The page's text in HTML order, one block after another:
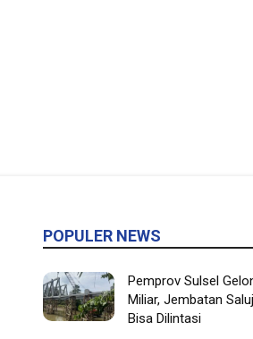
POPULER NEWS
Pemprov Sulsel
Miliar, Jembatan
Bisa Dilintasi